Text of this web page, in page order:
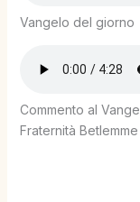
Vangelo del giorno
Commento al
Fraternità